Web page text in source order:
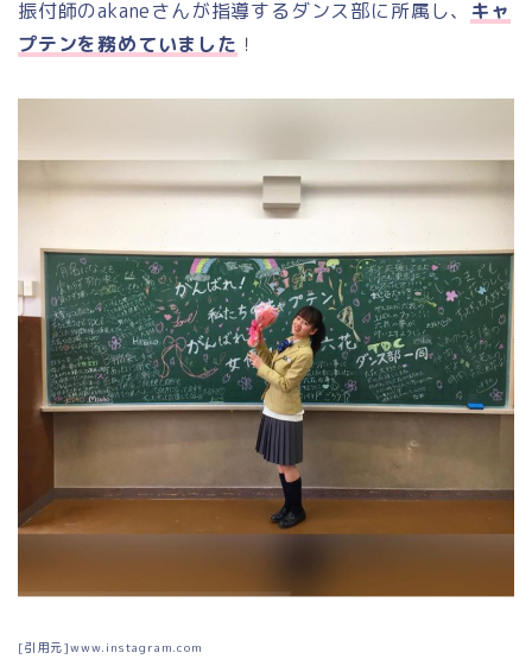
振付師のakaneさんが指導するダンス部に所属し、 キャ
プテンを務めていました ！
[引用元]www.instagram.com